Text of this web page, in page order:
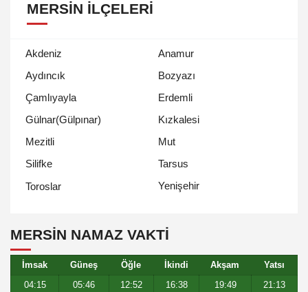
MERSIN İLÇELERI
Akdeniz
Anamur
Aydıncık
Bozyazı
Çamlıyayla
Erdemli
Gülnar(Gülpınar)
Kızkalesi
Mezitli
Mut
Silifke
Tarsus
Toroslar
Yenişehir
MERSIN NAMAZ VAKTİ
İmsak Güneş Öğle İkindi Akşam
Yatsı
04:15
05:46 12:52 16:38 19:49 21:13